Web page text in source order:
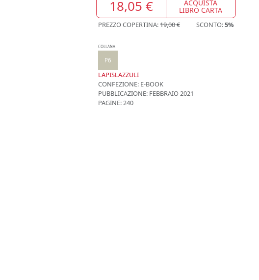
18,05 € ACQUISTA
LIBRO CARTA
PREZZO COPERTINA:19,00 € SCONTO:5%
COLLANA
P6
LAPISLAZZULI
CONFEZIONE: E-BOOK
PUBBLICAZIONE: FEBBRAIO 2021
PAGINE: 240